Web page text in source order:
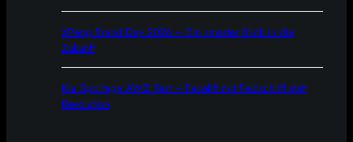
XPeng Brand Day 2026 – Ein smarter Blick in die
Zukunft
Kia Sportage AWD Test – Facelift mit Feinschliff statt
Revolution